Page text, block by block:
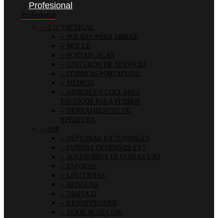
Profesional
Profesional
5.11 TACTICAL
BOLSAS PARA ARMAS
MOLLE
PORTAPLACAS
CINTURÓN DE SERVICIO
CORREAS PORTAFUSIL
MÉDICO
ARNESES Y COLLARES
TÁCTICOS PARA PERROS
HERRAMIENTAS DE
APERTURA
ASP
DEFENSAS EXTENSIBLES
FUNDAS DEFENSAS EXT
ACCESORIOS DEFENSAS EXT
ESPOSAS
LINTERNAS
REDGUNS
TRIFOLD
KEYDEFENDER
SERIE BLUELINE